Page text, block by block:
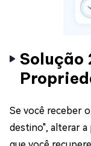
Solução
Se você receber
destino", alterar